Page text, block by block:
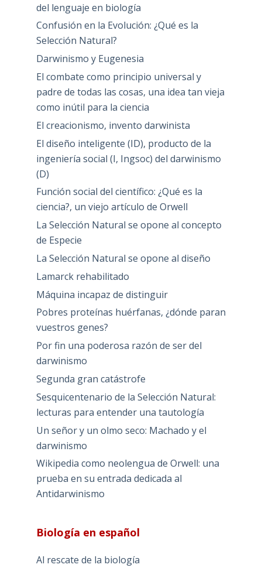
del lenguaje en biología
Confusión en la Evolución: ¿Qué es la
Selección Natural?
Darwinismo y Eugenesia
El combate como principio universal y
padre de todas las cosas, una idea tan vieja
como inútil para la ciencia
El creacionismo, invento darwinista
El diseño inteligente (ID), producto de la
ingeniería social (I, Ingsoc) del darwinismo
(D)
Función social del científico: ¿Qué es la
ciencia?, un viejo artículo de Orwell
La Selección Natural se opone al concepto
de Especie
La Selección Natural se opone al diseño
Lamarck rehabilitado
Máquina incapaz de distinguir
Pobres proteínas huérfanas, ¿dónde paran
vuestros genes?
Por fin una poderosa razón de ser del
darwinismo
Segunda gran catástrofe
Sesquicentenario de la Selección Natural:
lecturas para entender una tautología
Un señor y un olmo seco: Machado y el
darwinismo
Wikipedia como neolengua de Orwell: una
prueba en su entrada dedicada al
Antidarwinismo
Biología en español
Al rescate de la biología